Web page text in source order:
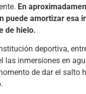
En
puede amortizar esa
de hielo.
deportiva,
las inmersiones en
de dar el salto